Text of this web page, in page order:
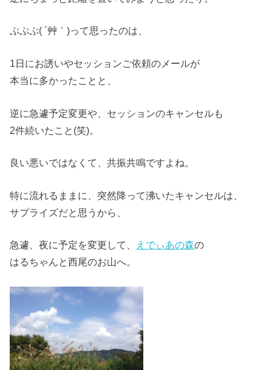
ぷぷぷ( ´艸｀)って思ったのは、
1日にお誘いやセッションご依頼のメールが
本当に多かったことと、
逆に急遽予定変更や、セッションのキャンセルも
2件続いたこと(笑)。
良い悪いではなくて、共振共鳴ですよね。
特に流れるままに、突然降って沸いたキャンセルは、
サプライズだと思うから、
急遽、夜に予定を変更して、 えでぃあの森の
はるちゃんと西尾のお山へ。